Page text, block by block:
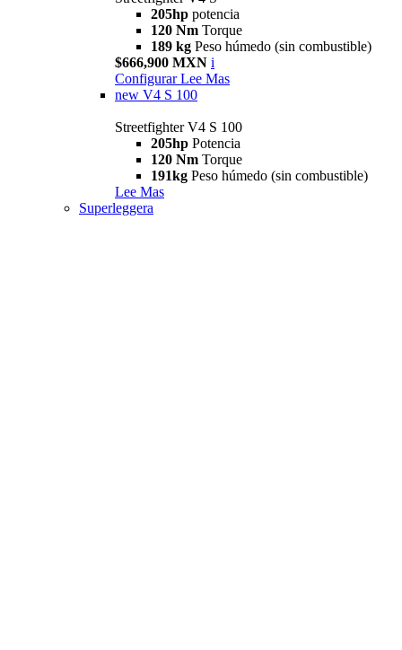
205hp potencia
120 Nm Torque
189 kg Peso húmedo (sin combustible)
$666,900 MXN i
Configurar Lee Mas
new V4 S 100
Streetfighter V4 S 100
205hp Potencia
120 Nm Torque
191kg Peso húmedo (sin combustible)
Lee Mas
Superleggera